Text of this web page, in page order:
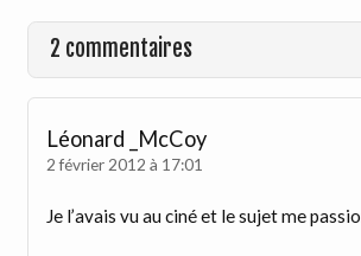
2 commentaires
Léonard _McCoy
2 février 2012 à 17:01
Je l’avais vu au ciné et le sujet me